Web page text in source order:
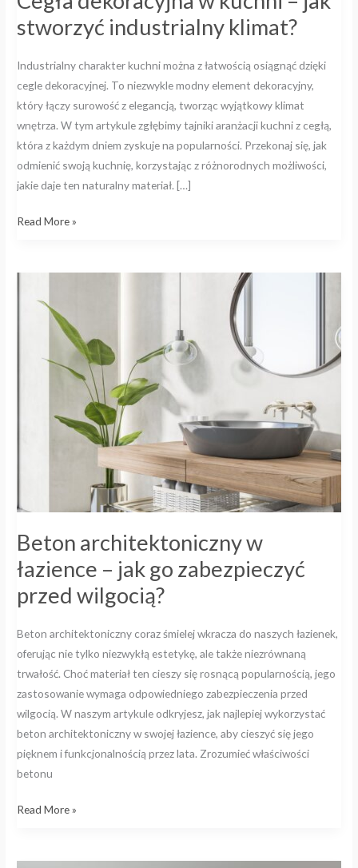
stworzyć industrialny klimat?
Industrialny charakter kuchni można z łatwością osiągnąć dzięki
cegle dekoracyjnej. To niezwykle modny element dekoracyjny,
który łączy surowość z elegancją, tworząc wyjątkowy klimat
wnętrza. W tym artykule zgłębimy tajniki aranżacji kuchni z cegłą,
która z każdym dniem zyskuje na popularności. Przekonaj się, jak
odmienić swoją kuchnię, korzystając z różnorodnych możliwości,
jakie daje ten naturalny materiał. […]
Read More »
Beton architektoniczny w
łazience – jak go zabezpieczyć
przed wilgocią?
Beton architektoniczny coraz śmielej wkracza do naszych łazienek,
oferując nie tylko niezwykłą estetykę, ale także niezrównaną
trwałość. Choć materiał ten cieszy się rosnącą popularnością, jego
zastosowanie wymaga odpowiedniego zabezpieczenia przed
wilgocią. W naszym artykule odkryjesz, jak najlepiej wykorzystać
beton architektoniczny w swojej łazience, aby cieszyć się jego
pięknem i funkcjonalnością przez lata. Zrozumieć właściwości
betonu
architektoniczny
zabezpieczyć
Read More »